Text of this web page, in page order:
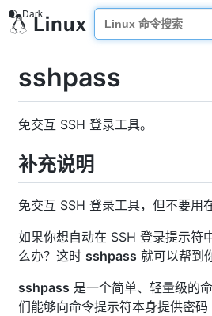
sshpass
免交互 SSH 登录工具。
补充说明
免交互 SSH 登录工具，但不要用
如果你想自动在 SSH 登录提示符
么办？这时 sshpass 就可以帮到
sshpass 是一个简单、轻量级的
们能够向命令提示符本身提供密